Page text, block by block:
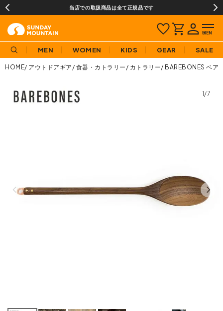
当店での取扱商品は全て正規品です
MEN WOMEN KIDS GEAR SALE
HOME アウトドアギア 食器・カトラリー カトラリー BAREBONES ベア
1/7